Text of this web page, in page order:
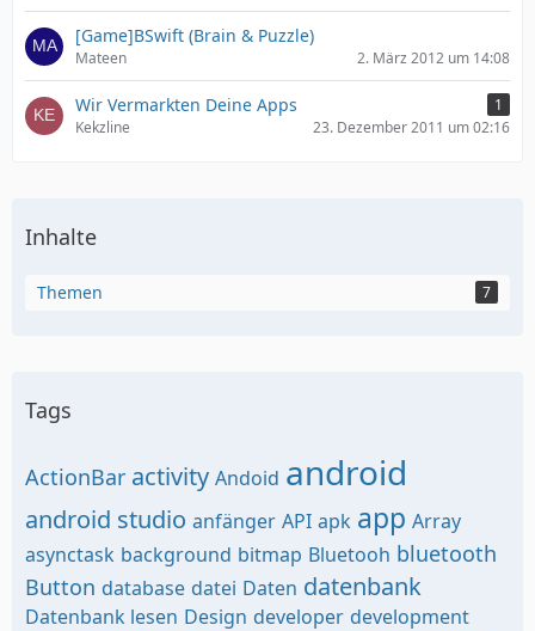
[Game]BSwift (Brain & Puzzle)
Mateen 2. März 2012 um 14:08
Wir Vermarkten Deine Apps
1
Kekzline
23. Dezember 2011 um 02:16
Inhalte
Themen 7
Tags
ActionBar activity Andoid android
android studio anfänger API apk app Array
asynctask background bitmap Bluetooh bluetooth
Button database datei Daten datenbank
Datenbank lesen Design developer development